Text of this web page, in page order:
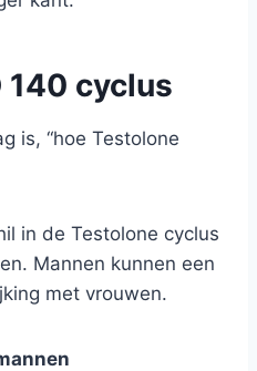
140 cyclus
is, “hoe Testolone
in de Testolone cyclus
Mannen kunnen een
met vrouwen.